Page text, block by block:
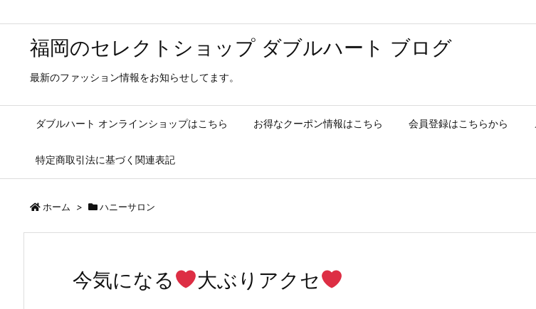
福岡のセレクトショップ ダブルハート ブログ
最新のファッション情報をお知らせしてます。
ダブルハート オンラインショップはこちら お得なクーポン情報はこちら 会員登録はこちらから
特定商取引法に基づく関連表記
ホーム > ハニーサロン
今気になる 大ぶりアクセ